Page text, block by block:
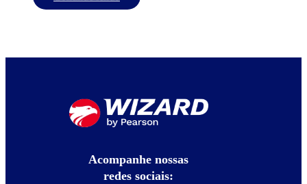
Acompanhe nossas
redes sociais: